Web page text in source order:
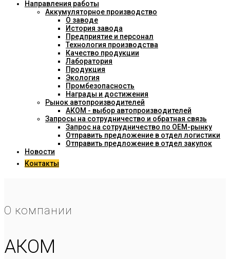
Направления работы
Аккумуляторное производство
О заводе
История завода
Предприятие и персонал
Технология производства
Качество продукции
Лаборатория
Продукция
Экология
Промбезопасность
Награды и достижения
Рынок автопроизводителей
АКОМ - выбор автопроизводителей
Запросы на сотрудничество и обратная связь
Запрос на сотрудничество по OEM-рынку
Отправить предложение в отдел логистики
Отправить предложение в отдел закупок
Новости
Контакты
О компании
АКОМ